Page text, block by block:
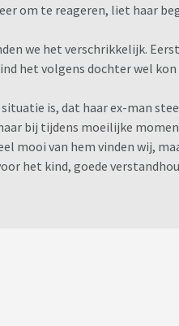
om te reageren, liet haar
we het verschrikkelijk.
het volgens dochter wel kon
is, dat haar ex-man
bij tijdens moeilijke
mooi van hem vinden wij,
het kind, goede